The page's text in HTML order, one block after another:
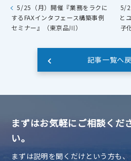
5/25（月）開催『業務をラクに
するFAXインタフェース構築事例
セミナー』（東京品川）
5/
と
子
記事一覧へ
まずはお気軽にご相談くだ
い。
まずは説明を聞くだけという方も、